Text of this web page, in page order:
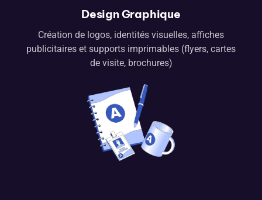
Design Graphique
Création de logos, identités visuelles, affiches
publicitaires et supports imprimables (flyers, cartes
de visite, brochures)